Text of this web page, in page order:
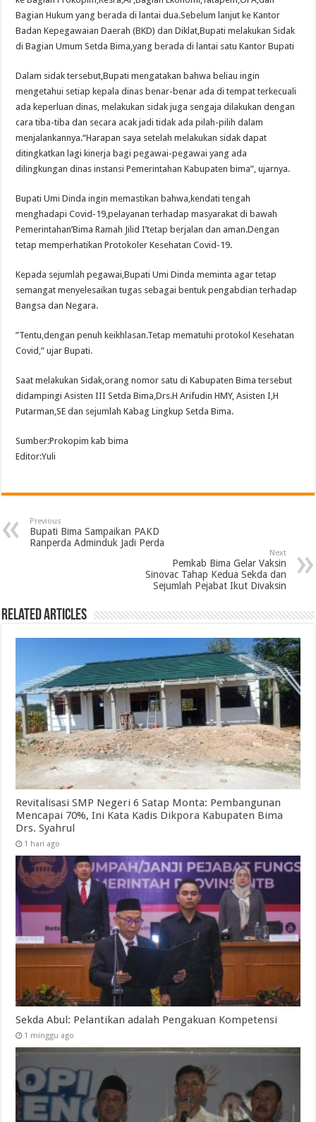
Bagian Hukum yang berada di lantai dua.Sebelum lanjut ke Kantor
Badan Kepegawaian Daerah (BKD) dan Diklat,Bupati melakukan Sidak
di Bagian Umum Setda Bima,yang berada di lantai satu Kantor Bupati
Dalam sidak tersebut,Bupati mengatakan bahwa beliau ingin
mengetahui setiap kepala dinas benar-benar ada di tempat terkecuali
ada keperluan dinas, melakukan sidak juga sengaja dilakukan dengan
cara tiba-tiba dan secara acak jadi tidak ada pilah-pilih dalam
menjalankannya.“Harapan saya setelah melakukan sidak dapat
ditingkatkan lagi kinerja bagi pegawai-pegawai yang ada
dilingkungan dinas instansi Pemerintahan Kabupaten bima”, ujarnya.
Bupati Umi Dinda ingin memastikan bahwa,kendati tengah
menghadapi Covid-19,pelayanan terhadap masyarakat di bawah
Pemerintahan’Bima Ramah Jilid I’tetap berjalan dan aman.Dengan
tetap memperhatikan Protokoler Kesehatan Covid-19.
Kepada sejumlah pegawai,Bupati Umi Dinda meminta agar tetap
semangat menyelesaikan tugas sebagai bentuk pengabdian terhadap
Bangsa dan Negara.
”Tentu,dengan penuh keikhlasan.Tetap mematuhi protokol Kesehatan
Covid,” ujar Bupati.
Saat melakukan Sidak,orang nomor satu di Kabupaten Bima tersebut
didampingi Asisten III Setda Bima,Drs.H Arifudin HMY, Asisten I,H
Putarman,SE dan sejumlah Kabag Lingkup Setda Bima.
Sumber:Prokopim kab bima
Editor:Yuli
Previous
Bupati Bima Sampaikan PAKD
Ranperda Adminduk Jadi Perda
Next
Pemkab Bima Gelar Vaksin
Sinovac Tahap Kedua Sekda dan
Sejumlah Pejabat Ikut Divaksin
Related Articles
Revitalisasi SMP Negeri 6 Satap Monta: Pembangunan
Mencapai 70%, Ini Kata Kadis Dikpora Kabupaten Bima
Drs. Syahrul
1 hari ago
Sekda Abul: Pelantikan adalah Pengakuan Kompetensi
1 minggu ago